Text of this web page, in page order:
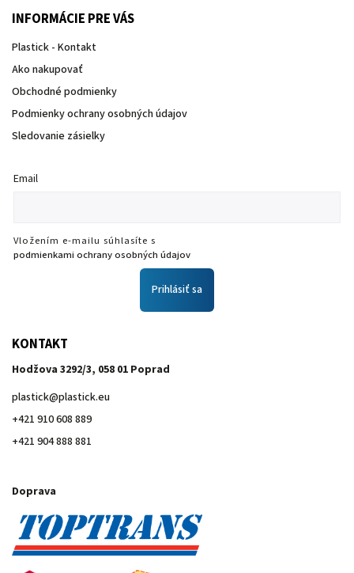
INFORMÁCIE PRE VÁS
Plastick - Kontakt
Ako nakupovať
Obchodné podmienky
Podmienky ochrany osobných údajov
Sledovanie zásielky
Email
Vložením e-mailu súhlasíte s
podmienkami ochrany osobných údajov
Prihlásiť sa
KONTAKT
Hodžova 3292/3, 058 01 Poprad
plastick@plastick.eu
+421 910 608 889
+421 904 888 881
Doprava